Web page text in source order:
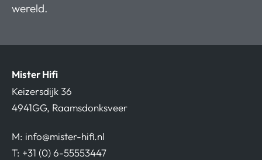
wereld.
Mister Hifi
Keizersdijk 36
4941GG, Raamsdonksveer
M: info@mister-hifi.nl
T: +31 (0) 6-55553447